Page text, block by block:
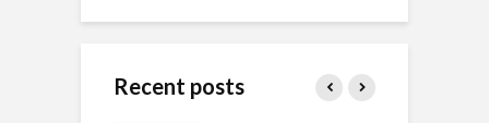
Recent posts